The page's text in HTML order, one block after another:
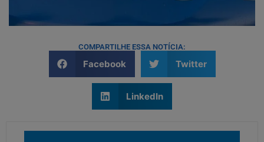
COMPARTILHE ESSA NOTÍCIA:
Facebook Twitter
LinkedIn